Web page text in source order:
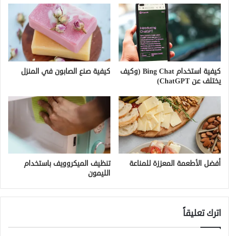
كيفية استخدام Bing Chat (وكيف
يختلف عن ChatGPT)
كيفية صنع الصابون في المنزل
أفضل الأطعمة المعززة للمناعة
تنظيف الميكروويف باستخدام
الليمون
اترك تعليقاً